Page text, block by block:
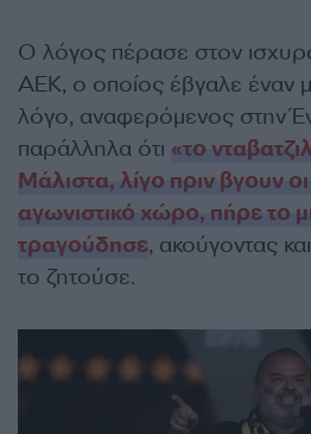
Ο λόγος πέρασε στον
ΑΕΚ, ο οποίος έβγαλε έναν
λόγο, αναφερόμενος στην
παράλληλα ότι «το
Μάλιστα, λίγο πριν βγουν
αγωνιστικό χώρο, πήρε το
τραγούδησε, ακούγοντας
το ζητούσε.